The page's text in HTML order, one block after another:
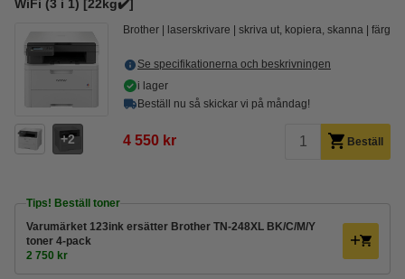
WiFi (3 i 1) [22kg✔️]
2
Brother laserskrivare skriva ut, kopiera, skanna färg
Se specifikationerna och beskrivningen
i lager
Beställ nu så skickar vi på måndag!
4 550 kr Beställ
Tips! Beställ toner
Varumärket 123ink ersätter Brother TN-248XL BK/C/M/Y
toner 4-pack
2 750 kr